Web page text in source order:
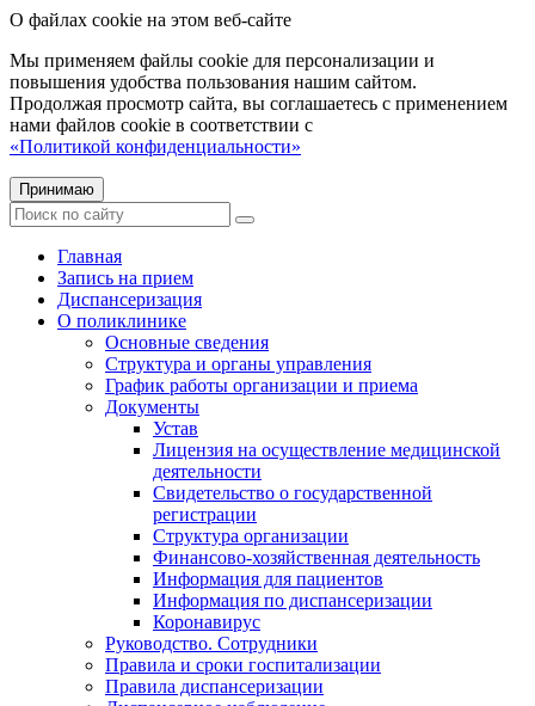
О файлах cookie на этом веб-сайте
Мы применяем файлы cookie для персонализации и
повышения удобства пользования нашим сайтом.
Продолжая просмотр сайта, вы соглашаетесь с применением
нами файлов cookie в соответствии с
«Политикой конфиденциальности»
Принимаю
Главная
Запись на прием
Диспансеризация
О поликлинике
Основные сведения
Структура и органы управления
График работы организации и приема
Документы
Устав
Лицензия на осуществление медицинской
деятельности
Свидетельство о государственной
регистрации
Структура организации
Финансово-хозяйственная деятельность
Информация для пациентов
Информация по диспансеризации
Коронавирус
Руководство. Сотрудники
Правила и сроки госпитализации
Правила диспансеризации